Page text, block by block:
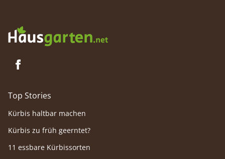
Top Stories
Kürbis haltbar machen
Kürbis zu früh geerntet?
11 essbare Kürbissorten